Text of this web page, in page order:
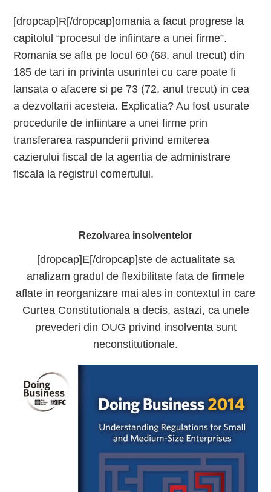
[dropcap]R[/dropcap]omania a facut progrese la
capitolul “procesul de infiintare a unei firme”.
Romania se afla pe locul 60 (68, anul trecut) din
185 de tari in privinta usurintei cu care poate fi
lansata o afacere si pe 73 (72, anul trecut) in cea
a dezvoltarii acesteia. Explicatia? Au fost usurate
procedurile de infiintare a unei firme prin
transferarea raspunderii privind emiterea
cazierului fiscal de la agentia de administrare
fiscala la registrul comertului.
Rezolvarea insolventelor
[dropcap]E[/dropcap]ste de actualitate sa
analizam gradul de flexibilitate fata de firmele
aflate in reorganizare mai ales in contextul in care
Curtea Constitutionala a decis, astazi, ca unele
prevederi din OUG privind insolventa sunt
neconstitutionale.